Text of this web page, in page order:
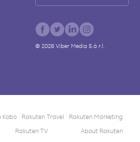
© 2026Viber Media S.à r.l.
Kobo Rakuten Travel
Rakuten Marketing
Rakuten TV About Rakuten